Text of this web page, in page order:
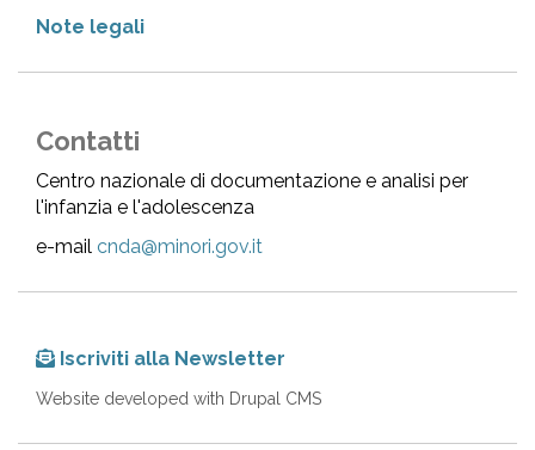
Note legali
Contatti
Centro nazionale di documentazione e analisi per
l'infanzia e l'adolescenza
e-mail cnda@minori.gov.it
Iscriviti alla Newsletter
Website developed with Drupal CMS